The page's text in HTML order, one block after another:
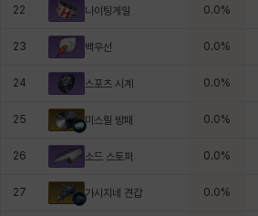
22 나이팅게일 0.0%
23 백우선 0.0%
24 스포츠 시계 0.0%
25 미스릴 방패 0.0%
26 소드 스토퍼 0.0%
27 가시지네 견갑 0.0%